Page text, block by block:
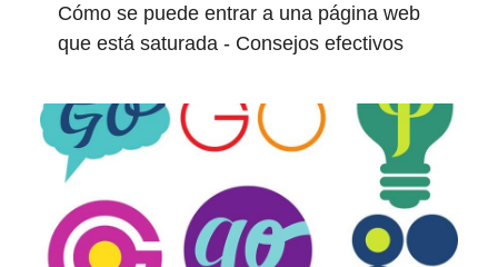
Cómo se puede entrar a una página web
que está saturada - Consejos efectivos